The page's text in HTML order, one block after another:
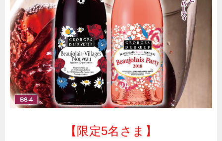
【限定5名さま】